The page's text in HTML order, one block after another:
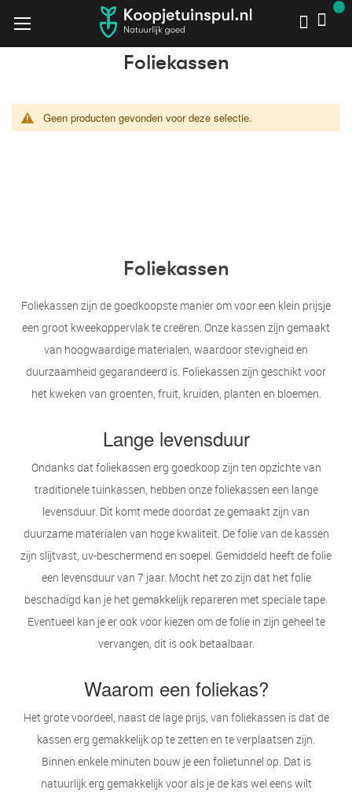
Foliekassen
Geen producten gevonden voor deze selectie.
Foliekassen
Foliekassen zijn de goedkoopste manier om voor een klein prijsje
een groot kweekoppervlak te creëren. Onze kassen zijn gemaakt
van hoogwaardige materialen, waardoor stevigheid en
duurzaamheid gegarandeerd is. Foliekassen zijn geschikt voor
het kweken van groenten, fruit, kruiden, planten en bloemen.
Lange levensduur
Ondanks dat foliekassen erg goedkoop zijn ten opzichte van
traditionele tuinkassen, hebben onze foliekassen een lange
levensduur. Dit komt mede doordat ze gemaakt zijn van
duurzame materialen van hoge kwaliteit. De folie van de kassen
zijn slijtvast, uv-beschermend en soepel. Gemiddeld heeft de folie
een levensduur van 7 jaar. Mocht het zo zijn dat het folie
beschadigd kan je het gemakkelijk repareren met speciale tape.
Eventueel kan je er ook voor kiezen om de folie in zijn geheel te
vervangen, dit is ook betaalbaar.
Waarom een foliekas?
Het grote voordeel, naast de lage prijs, van foliekassen is dat de
kassen erg gemakkelijk op te zetten en te verplaatsen zijn.
Binnen enkele minuten bouw je een folietunnel op. Dat is
natuurlijk erg gemakkelijk voor als je de kas wel eens wilt